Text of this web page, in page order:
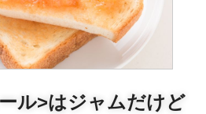
ル>はジャムだけど